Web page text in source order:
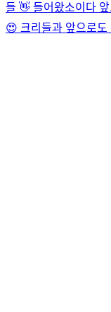
들 👋 들어왔소이다
😍 크리들과 앞으로